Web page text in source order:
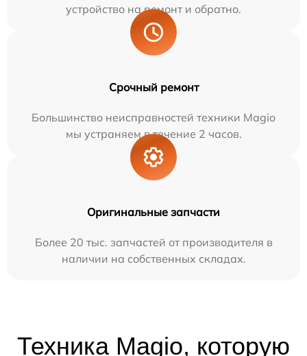
устройство на ремонт и обратно.
Срочный ремонт
Большинство неисправностей техники Magio
мы устраняем в течение 2 часов.
Оригинальные запчасти
Более 20 тыс. запчастей от производителя в
наличии на собственных складах.
Техника Magio, которую